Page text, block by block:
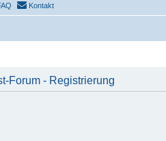
Kontakt
Forum - Registrierung